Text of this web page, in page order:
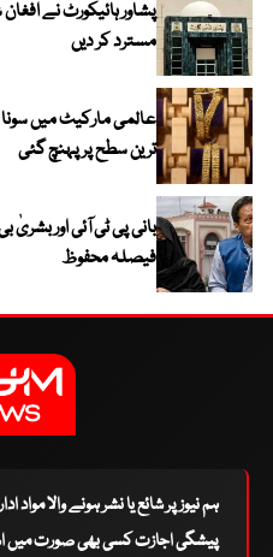
پشاور ہائیکورٹ نے
مسترد کر دیں
ترین سطح پر پہنچ گئی
بانی پی ٹی آئی اور
فیصلہ محفوظ
ہم نیوز پر شائع یا نشر ہونے والا
پیشگی اجازت کسی بھی صورت میں